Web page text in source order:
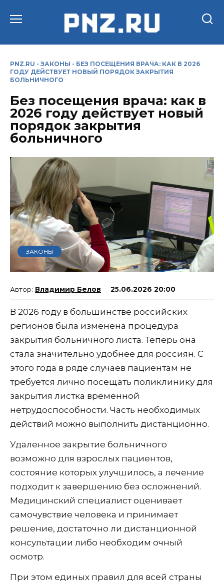
PNZ.RU - ЗАКОНЫ - БЕЗ ПОСЕЩЕНИЯ ВРАЧА: КАК В 2026
ГОДУ ДЕЙСТВУЕТ НОВЫЙ ПОРЯДОК ЗАКРЫТИЯ
БОЛЬНИЧНОГО
Без посещения врача: как в
2026 году действует новый
порядок закрытия
больничного
ЗАКОНЫ
Владимир Белов 25.06.2026 20:00
В 2026 году в большинстве российских
регионов была изменена процедура
закрытия больничного листа. Теперь она
стала значительно удобнее для россиян. С
этого года в ряде случаев пациентам не
требуется лично посещать поликлинику для
закрытия листка временной
нетрудоспособности. Часть необходимых
действий можно выполнить дистанционно.
Удаленное закрытие больничного
возможно для взрослых пациентов,
состояние которых улучшилось, а лечение
подходит к завершению без осложнений.
Медицинский специалист оценивает
самочувствие человека и принимает
решение, достаточно ли дистанционной
консультации либо необходим очный
осмотр.
При этом единых правил для всей страны